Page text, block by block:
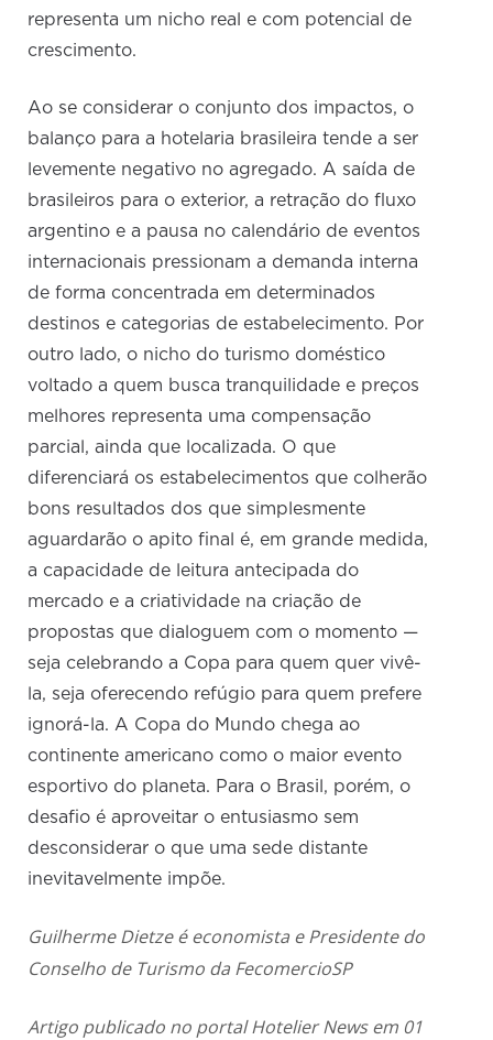
representa um nicho real e com potencial de
crescimento.
Ao se considerar o conjunto dos impactos, o
balanço para a hotelaria brasileira tende a ser
levemente negativo no agregado. A saída de
brasileiros para o exterior, a retração do fluxo
argentino e a pausa no calendário de eventos
internacionais pressionam a demanda interna
de forma concentrada em determinados
destinos e categorias de estabelecimento. Por
outro lado, o nicho do turismo doméstico
voltado a quem busca tranquilidade e preços
melhores representa uma compensação
parcial, ainda que localizada. O que
diferenciará os estabelecimentos que colherão
bons resultados dos que simplesmente
aguardarão o apito final é, em grande medida,
a capacidade de leitura antecipada do
mercado e a criatividade na criação de
propostas que dialoguem com o momento —
seja celebrando a Copa para quem quer vivê-
la, seja oferecendo refúgio para quem prefere
ignorá-la. A Copa do Mundo chega ao
continente americano como o maior evento
esportivo do planeta. Para o Brasil, porém, o
desafio é aproveitar o entusiasmo sem
desconsiderar o que uma sede distante
inevitavelmente impõe.
Guilherme Dietze é economista e Presidente do
Conselho de Turismo da FecomercioSP
Artigo publicado no portal Hotelier News em 01